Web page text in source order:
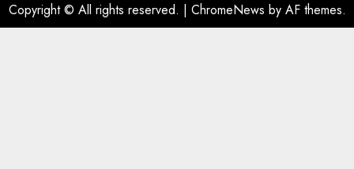
Copyright © All rights reserved. | ChromeNews by AF themes.